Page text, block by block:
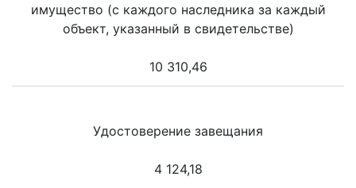
имущество (с каждого наследника за каждый
объект, указанный в свидетельстве)
10 310,46
Удостоверение завещания
4 124,18